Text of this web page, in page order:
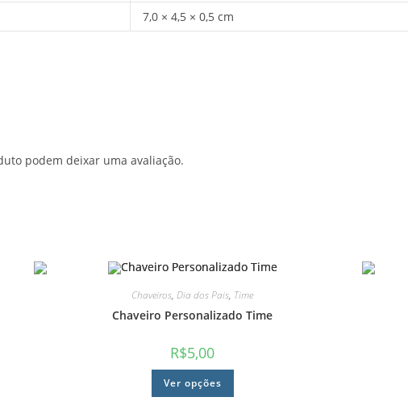
7,0 × 4,5 × 0,5 cm
podem deixar uma avaliação.
Chaveiros,Dia dos Pais, Time
Chaveiro Personalizado Time
R$5,00
Ver opções